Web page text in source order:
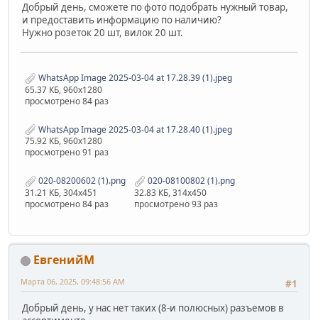
Добрый день, сможете по фото подобрать нужный товар,
и предоставить информацию по наличию?
Нужно розеток 20 шт, вилок 20 шт.
WhatsApp Image 2025-03-04 at 17.28.39 (1).jpeg
65.37 КБ, 960x1280
просмотрено 84 раз
WhatsApp Image 2025-03-04 at 17.28.40 (1).jpeg
75.92 КБ, 960x1280
просмотрено 91 раз
020-08200602 (1).png
31.21 КБ, 304x451
просмотрено 84 раз
020-08100802 (1).png
32.83 КБ, 314x450
просмотрено 93 раз
ЕвгенийМ
#1
Марта 06, 2025, 09:48:56 AM
Добрый день, у нас нет таких (8-и полюсных) разъемов в